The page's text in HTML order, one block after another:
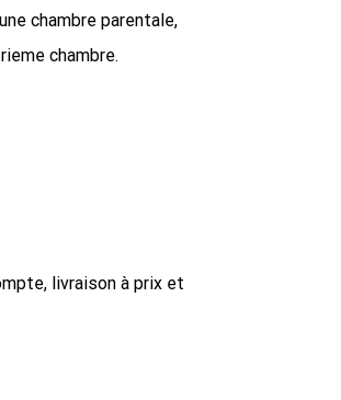
chambre parentale,
chambre.
livraison à prix et